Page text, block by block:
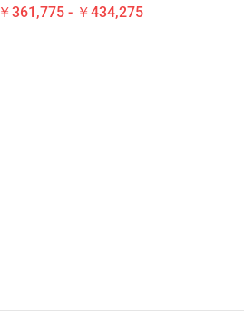
￥361,775 - ￥434,275